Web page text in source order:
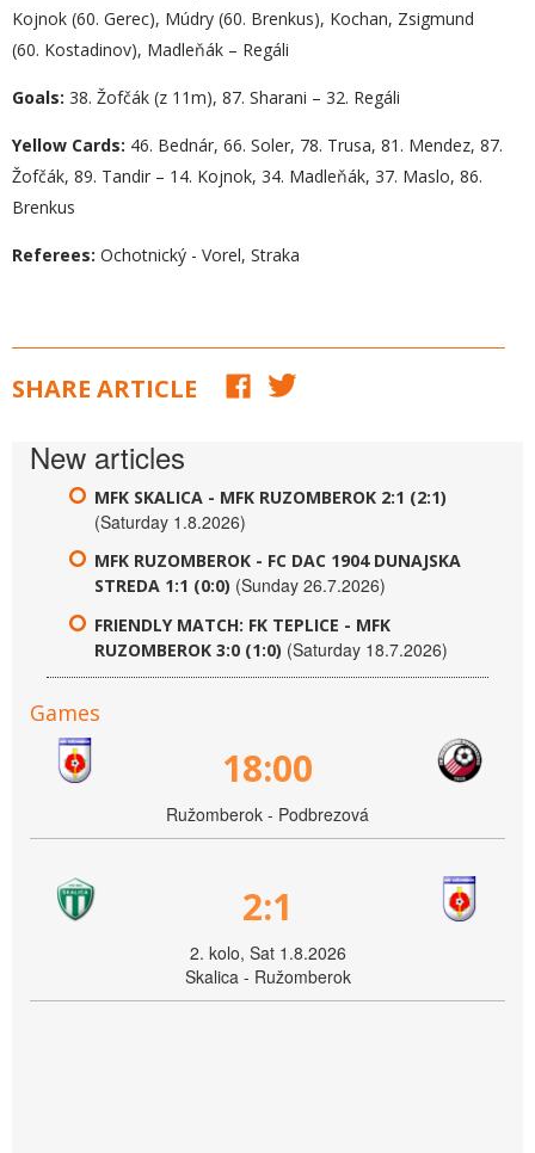
Kojnok (60. Gerec), Múdry (60. Brenkus), Kochan, Zsigmund
(60. Kostadinov), Madleňák – Regáli
Goals: 38. Žofčák (z 11m), 87. Sharani – 32. Regáli
Yellow Cards: 46. Bednár, 66. Soler, 78. Trusa, 81. Mendez, 87.
Žofčák, 89. Tandir – 14. Kojnok, 34. Madleňák, 37. Maslo, 86.
Brenkus
Referees: Ochotnický - Vorel, Straka
SHARE ARTICLE
New articles
MFK SKALICA - MFK RUZOMBEROK 2:1 (2:1)
(Saturday 1.8.2026)
MFK RUZOMBEROK - FC DAC 1904 DUNAJSKA
STREDA 1:1 (0:0) (Sunday 26.7.2026)
FRIENDLY MATCH: FK TEPLICE - MFK
RUZOMBEROK 3:0 (1:0) (Saturday 18.7.2026)
Games
18:00
Ružomberok - Podbrezová
2:1
2. kolo, Sat 1.8.2026
Skalica - Ružomberok